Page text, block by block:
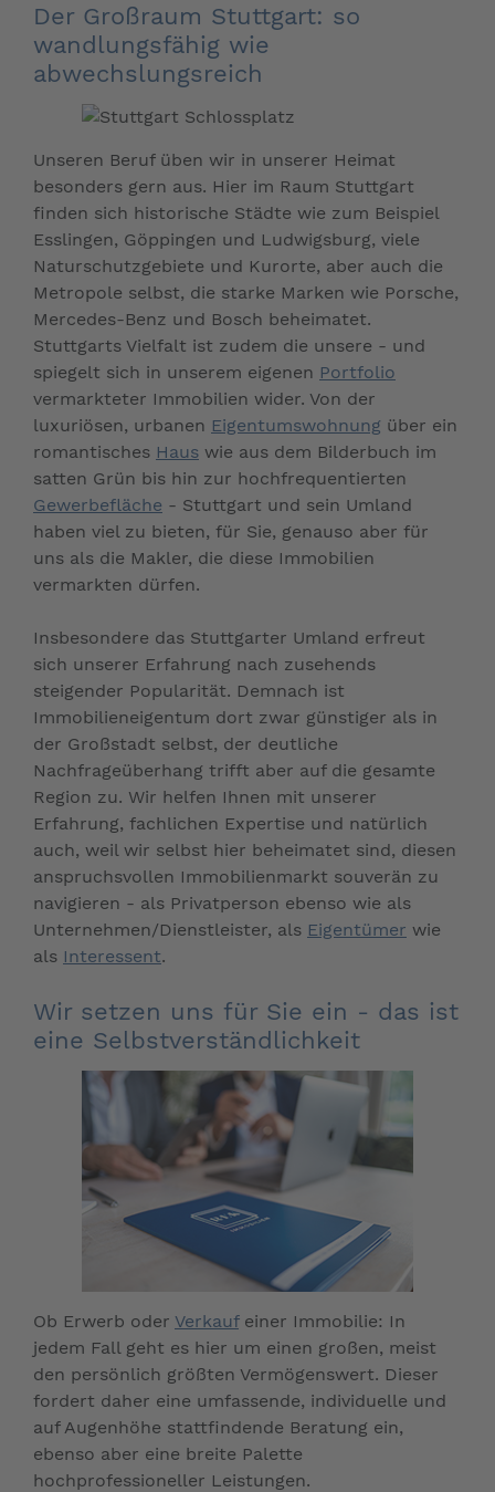
Der Großraum Stuttgart: so
wandlungsfähig wie
abwechslungsreich
Unseren Beruf üben wir in unserer Heimat
besonders gern aus. Hier im Raum Stuttgart
finden sich historische Städte wie zum Beispiel
Esslingen, Göppingen und Ludwigsburg, viele
Naturschutzgebiete und Kurorte, aber auch die
Metropole selbst, die starke Marken wie Porsche,
Mercedes-Benz und Bosch beheimatet.
Stuttgarts Vielfalt ist zudem die unsere - und
spiegelt sich in unserem eigenen Portfolio
vermarkteter Immobilien wider. Von der
luxuriösen, urbanen Eigentumswohnung über ein
romantisches Haus wie aus dem Bilderbuch im
satten Grün bis hin zur hochfrequentierten
Gewerbefläche - Stuttgart und sein Umland
haben viel zu bieten, für Sie, genauso aber für
uns als die Makler, die diese Immobilien
vermarkten dürfen.
Insbesondere das Stuttgarter Umland erfreut
sich unserer Erfahrung nach zusehends
steigender Popularität. Demnach ist
Immobilieneigentum dort zwar günstiger als in
der Großstadt selbst, der deutliche
Nachfrageüberhang trifft aber auf die gesamte
Region zu. Wir helfen Ihnen mit unserer
Erfahrung, fachlichen Expertise und natürlich
auch, weil wir selbst hier beheimatet sind, diesen
anspruchsvollen Immobilienmarkt souverän zu
navigieren - als Privatperson ebenso wie als
Unternehmen/Dienstleister, als Eigentümer wie
als Interessent.
Wir setzen uns für Sie ein - das ist
eine Selbstverständlichkeit
Ob Erwerb oder Verkaufeiner Immobilie: In
jedem Fall geht es hier um einen großen, meist
den persönlich größten Vermögenswert. Dieser
fordert daher eine umfassende, individuelle und
auf Augenhöhe stattfindende Beratung ein,
ebenso aber eine breite Palette
hochprofessioneller Leistungen.